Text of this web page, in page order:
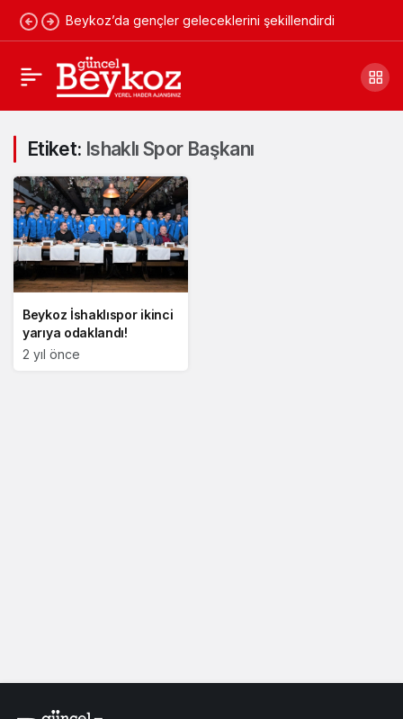
Beykoz’da gençler geleceklerini şekillendirdi
Etiket: Ishaklı Spor Başkanı
Beykoz İshaklıspor ikinci
yarıya odaklandı!
2 yıl önce